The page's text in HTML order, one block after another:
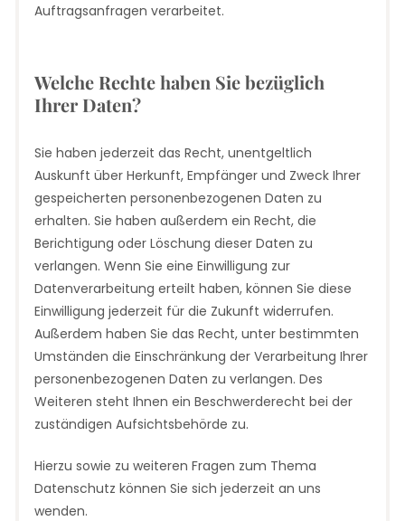
Auftragsanfragen verarbeitet.
Welche Rechte haben Sie bezüglich
Ihrer Daten?
Sie haben jederzeit das Recht, unentgeltlich
Auskunft über Herkunft, Empfänger und Zweck Ihrer
gespeicherten personenbezogenen Daten zu
erhalten. Sie haben außerdem ein Recht, die
Berichtigung oder Löschung dieser Daten zu
verlangen. Wenn Sie eine Einwilligung zur
Datenverarbeitung erteilt haben, können Sie diese
Einwilligung jederzeit für die Zukunft widerrufen.
Außerdem haben Sie das Recht, unter bestimmten
Umständen die Einschränkung der Verarbeitung Ihrer
personenbezogenen Daten zu verlangen. Des
Weiteren steht Ihnen ein Beschwerderecht bei der
zuständigen Aufsichtsbehörde zu.
Hierzu sowie zu weiteren Fragen zum Thema
Datenschutz können Sie sich jederzeit an uns
wenden.